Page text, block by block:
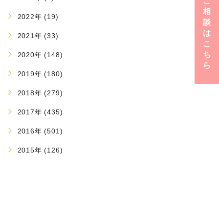
相
談
は
こ
ち
ら
2022年 (19)
2021年 (33)
2020年 (148)
2019年 (180)
2018年 (279)
2017年 (435)
2016年 (501)
2015年 (126)